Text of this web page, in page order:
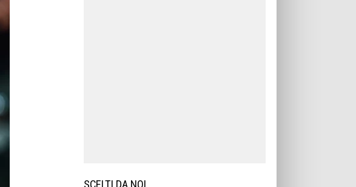
SCELTI DA NOI